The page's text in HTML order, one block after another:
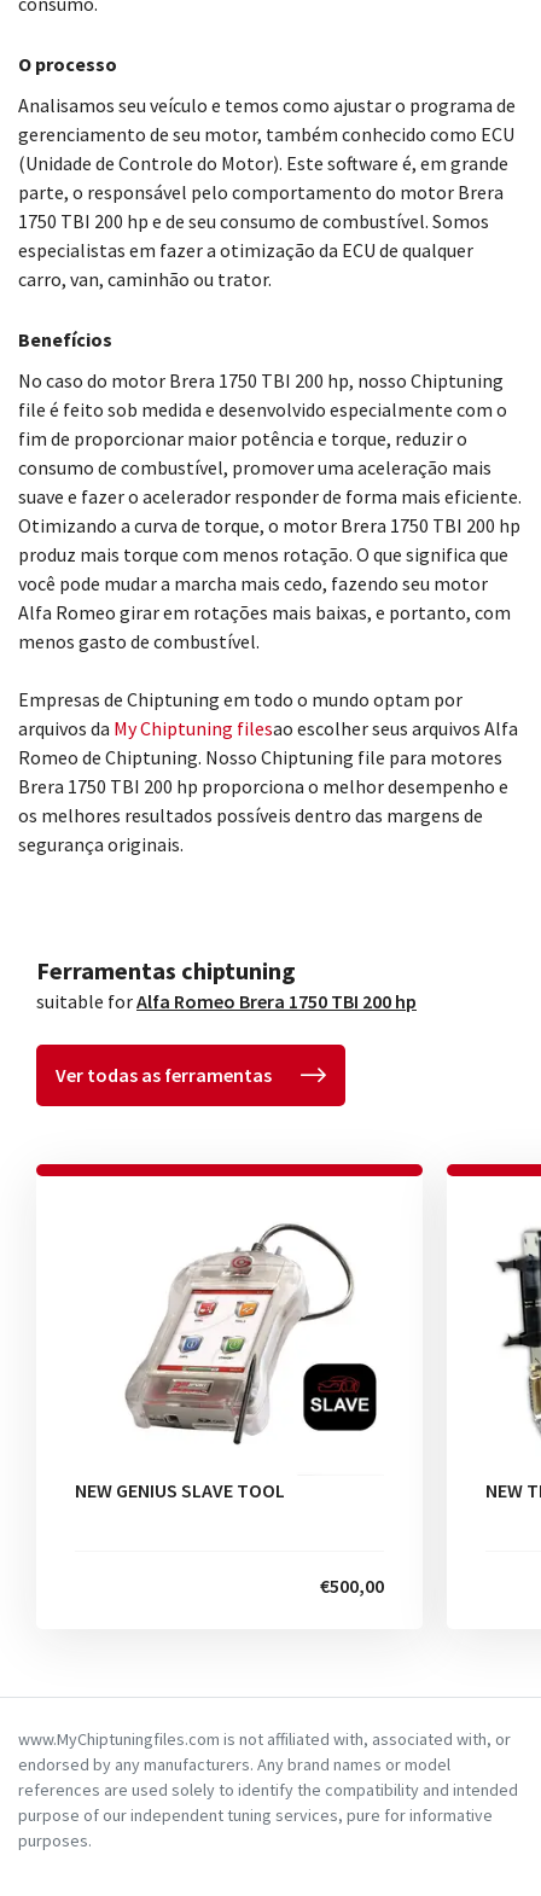
O processo
Analisamos seu veículo e temos como ajustar o programa de
gerenciamento de seu motor, também conhecido como ECU
(Unidade de Controle do Motor). Este software é, em grande
parte, o responsável pelo comportamento do motor Brera
1750 TBI 200 hp e de seu consumo de combustível. Somos
especialistas em fazer a otimização da ECU de qualquer
carro, van, caminhão ou trator.
Benefícios
No caso do motor Brera 1750 TBI 200 hp, nosso Chiptuning
file é feito sob medida e desenvolvido especialmente com o
fim de proporcionar maior potência e torque, reduzir o
consumo de combustível, promover uma aceleração mais
suave e fazer o acelerador responder de forma mais eficiente.
Otimizando a curva de torque, o motor Brera 1750 TBI 200 hp
produz mais torque com menos rotação. O que significa que
você pode mudar a marcha mais cedo, fazendo seu motor
Alfa Romeo girar em rotações mais baixas, e portanto, com
menos gasto de combustível.
Empresas de Chiptuning em todo o mundo optam por
arquivos da My Chiptuning filesao escolher seus arquivos Alfa
Romeo de Chiptuning. Nosso Chiptuning file para motores
Brera 1750 TBI 200 hp proporciona o melhor desempenho e
os melhores resultados possíveis dentro das margens de
segurança originais.
Ferramentas chiptuning
suitable forAlfa Romeo Brera 1750 TBI 200 hp
Ver todas as ferramentas
NEW GENIUS SLAVE TOOL
€500,00
NEW
www.MyChiptuningfiles.com is not affiliated with, associated with, or
endorsed by any manufacturers. Any brand names or model
references are used solely to identify the compatibility and intended
purpose of our independent tuning services, pure for informative
purposes.